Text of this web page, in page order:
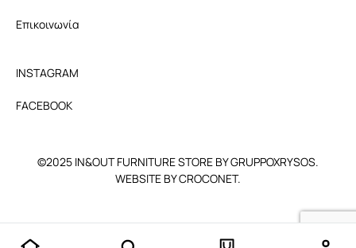
Επικοινωνία
INSTAGRAM
FACEBOOK
©2025 IN&OUT FURNITURE STORE BY GRUPPOXRYSOS.
WEBSITE BY CROCONET.